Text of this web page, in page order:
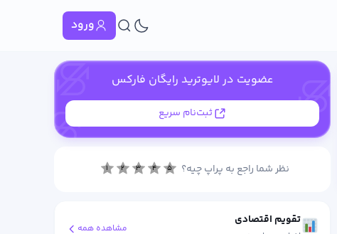
ورود
عضویت در لایوترید رایگان فارکس
ثبت‌نام سریع
نظر شما راجع به پراپ چیه؟ ۱ ۲ ۳ ۴ ۵
تقویم اقتصادی
مشاهده همه